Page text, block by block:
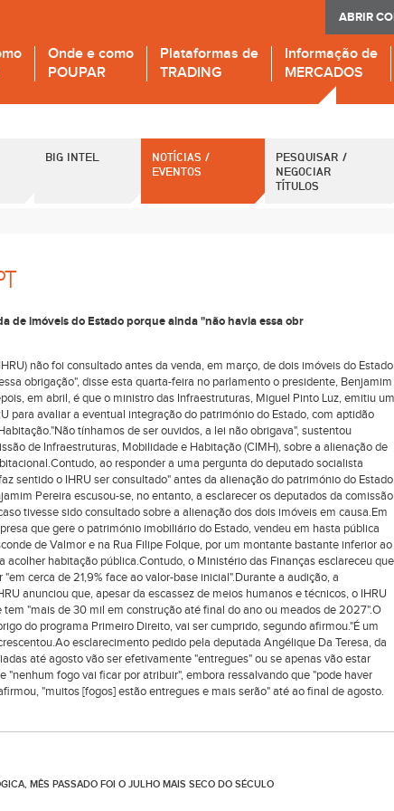
ABRIR
Onde e como
POUPAR
Plataformas de
TRADING
Informação de
MERCADOS
BIG INTEL
NOTÍCIAS /
EVENTOS
PESQUISAR /
NEGOCIAR
TÍTULOS
de imóveis do Estado porque ainda "não havia essa obr
não foi consultado antes da venda, em março, de dois imóveis do
obrigação", disse esta quarta-feira no parlamento o presidente, Benjamim
em abril, é que o ministro das Infraestruturas, Miguel Pinto Luz, emitiu um
para avaliar a eventual integração do património do Estado, com aptidão
tínhamos de ser ouvidos, a lei não obrigava", sustentou
de Infraestruturas, Mobilidade e Habitação (CIMH), sobre a alienação de
ao responder a uma pergunta do deputado socialista
sentido o IHRU ser consultado" antes da alienação do património do
Pereira escusou-se, no entanto, a esclarecer os deputados da comissão
tivesse sido consultado sobre a alienação dos dois imóveis em causa.Em
que gere o património imobiliário do Estado, vendeu em hasta pública
de Valmor e na Rua Filipe Folque, por um montante bastante inferior ao
acolher habitação pública.Contudo, o Ministério das Finanças esclareceu que
cerca de 21,9% face ao valor-base inicial".Durante a audição, a
anunciou que, apesar da escassez de meios humanos e técnicos, o IHRU
"mais de 30 mil em construção até final do ano ou meados de 2027".O
do programa Primeiro Direito, vai ser cumprido, segundo afirmou."É um
esclarecimento pedido pela deputada Angélique Da Teresa, da
até agosto vão ser efetivamente "entregues" ou se apenas vão estar
"nenhum fogo vai ficar por atribuir", embora ressalvando que "pode haver
"muitos [fogos] estão entregues e mais serão" até ao final de agosto.
MÊS PASSADO FOI O JULHO MAIS SECO DO SÉCULO